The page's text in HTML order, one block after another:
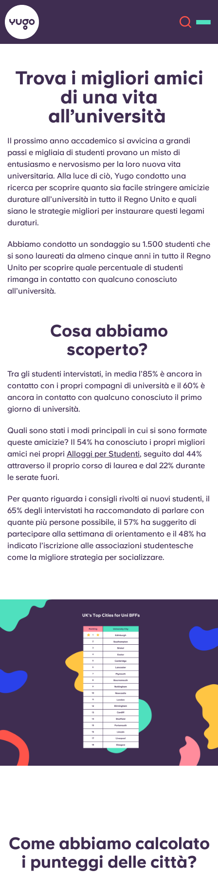
Chi siamo
Account Lingua
English (US)
Chinese
Català
Deutsch
Italian
Portuguese
Seleziona un paese
Seleziona una città
Seleziona una residenza
Accedi
English (GB)
English (US)
Català Deutsch
Portuguese
Trova i migliori amici
di una vita
all’università
Il prossimo anno accademico si avvicina a grandi
passi e migliaia di studenti provano un misto di
entusiasmo e nervosismo per la loro nuova vita
universitaria. Alla luce di ciò, Yugo condotto una
ricerca per scoprire quanto sia facile stringere amicizie
durature all’università in tutto il Regno Unito e quali
siano le strategie migliori per instaurare questi legami
duraturi.
Abbiamo condotto un sondaggio su 1.500 studenti che
si sono laureati da almeno cinque anni in tutto il Regno
Unito per scoprire quale percentuale di studenti
rimanga in contatto con qualcuno conosciuto
all’università.
Cosa abbiamo
scoperto?
Tra gli studenti intervistati, in media l’85% è ancora in
contatto con i propri compagni di università e il 60% è
ancora in contatto con qualcuno conosciuto il primo
giorno di università.
Quali sono stati i modi principali in cui si sono formate
queste amicizie? Il 54% ha conosciuto i propri migliori
amici nei propri Alloggi per Studenti, seguito dal 44%
attraverso il proprio corso di laurea e dal 22% durante
le serate fuori.
Per quanto riguarda i consigli rivolti ai nuovi studenti, il
65% degli intervistati ha raccomandato di parlare con
quante più persone possibile, il 57% ha suggerito di
partecipare alla settimana di orientamento e il 48% ha
indicato l’iscrizione alle associazioni studentesche
come la migliore strategia per socializzare.
Come abbiamo calcolato
i punteggi delle città?